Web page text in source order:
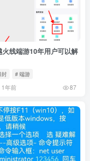
火线端游10年用户可以解
封 # 端游
1年前 87